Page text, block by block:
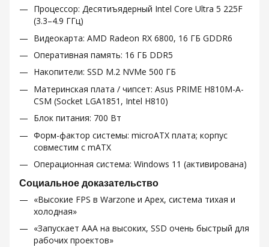
Процессор: Десятиъядерный Intel Core Ultra 5 225F
(3.3–4.9 ГГц)
Видеокарта: AMD Radeon RX 6800, 16 ГБ GDDR6
Оперативная память: 16 ГБ DDR5
Накопители: SSD M.2 NVMe 500 ГБ
Материнская плата / чипсет: Asus PRIME H810M-A-
CSM (Socket LGA1851, Intel H810)
Блок питания: 700 Вт
Форм-фактор системы: microATX плата; корпус
совместим с mATX
Операционная система: Windows 11 (активирована)
Социальное доказательство
«Высокие FPS в Warzone и Apex, система тихая и
холодная»
«Запускает AAA на высоких, SSD очень быстрый для
рабочих проектов»